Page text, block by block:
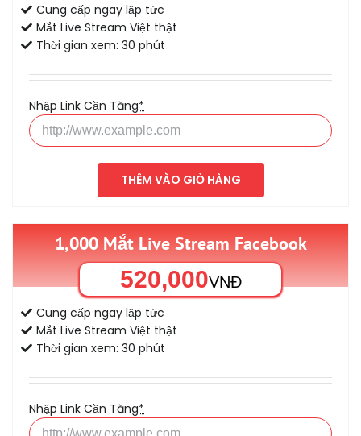
Cung cấp ngay lập tức
Mắt Live Stream Việt thật
Thời gian xem: 30 phút
Nhập Link Cần Tăng*
THÊM VÀO GIỎ HÀNG
1,000 Mắt Live Stream Facebook
520,000VNĐ
Cung cấp ngay lập tức
Mắt Live Stream Việt thật
Thời gian xem: 30 phút
Nhập Link Cần Tăng*